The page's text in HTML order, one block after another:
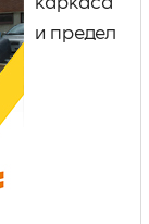
и предел